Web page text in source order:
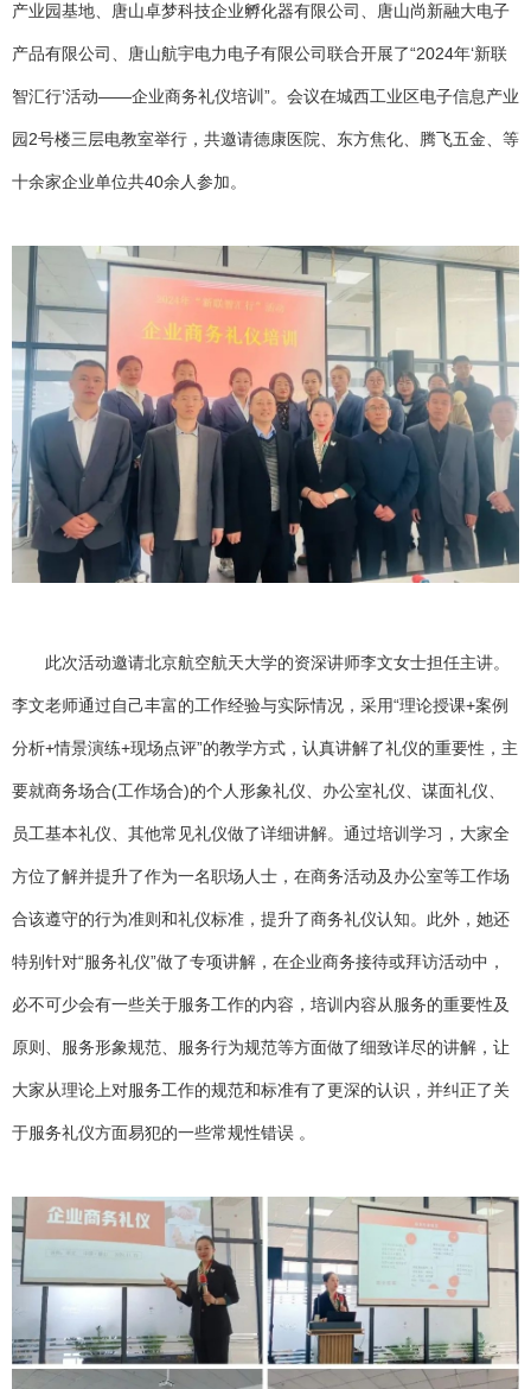
产业园基地、唐山卓梦科技企业孵化器有限公司、唐山尚新融大电子
产品有限公司、唐山航宇电力电子有限公司联合开展了“2024年‘新联
智汇行’活动——企业商务礼仪培训”。会议在城西工业区电子信息产业
园2号楼三层电教室举行，共邀请德康医院、东方焦化、腾飞五金、等
十余家企业单位共40余人参加。
此次活动邀请北京航空航天大学的资深讲师李文女士担任主讲。
李文老师通过自己丰富的工作经验与实际情况，采用“理论授课+案例
分析+情景演练+现场点评”的教学方式，认真讲解了礼仪的重要性，主
要就商务场合(工作场合)的个人形象礼仪、办公室礼仪、谋面礼仪、
员工基本礼仪、其他常见礼仪做了详细讲解。通过培训学习，大家全
方位了解并提升了作为一名职场人士，在商务活动及办公室等工作场
合该遵守的行为准则和礼仪标准，提升了商务礼仪认知。此外，她还
特别针对“服务礼仪”做了专项讲解，在企业商务接待或拜访活动中，
必不可少会有一些关于服务工作的内容，培训内容从服务的重要性及
原则、服务形象规范、服务行为规范等方面做了细致详尽的讲解，让
大家从理论上对服务工作的规范和标准有了更深的认识，并纠正了关
于服务礼仪方面易犯的一些常规性错误 。